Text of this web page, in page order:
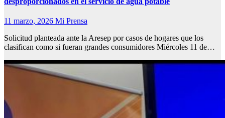
11 marzo, 2026 Mi Prensa
Solicitud planteada ante la Aresep por casos de hogares que los
clasifican como si fueran grandes consumidores Miércoles 11 de…